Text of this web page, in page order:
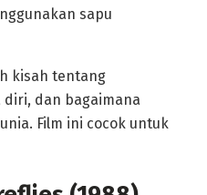
sapu
kisah tentang
dan bagaimana
Film ini cocok untuk